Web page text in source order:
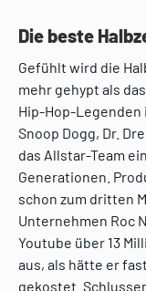
Die beste
Gefühlt wird die
mehr gehypt als
Hip-Hop-
Snoop Dogg, Dr.
das Allstar-Team
Generationen.
schon zum dritten
Unternehmen Roc
Youtube über 13
aus, als hätte er
gekostet.